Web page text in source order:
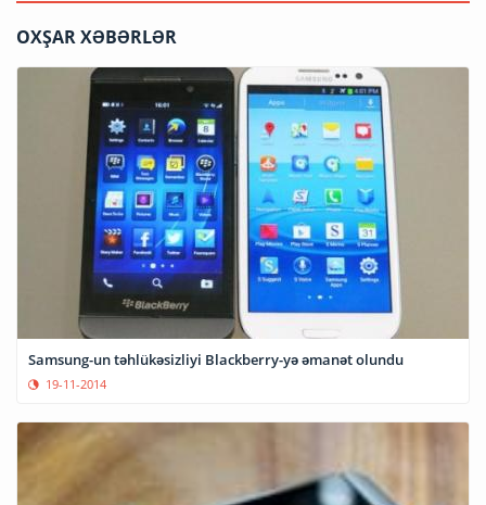
OXŞAR XƏBƏRLƏR
Samsung-un təhlükəsizliyi Blackberry-yə əmanət olundu
19-11-2014